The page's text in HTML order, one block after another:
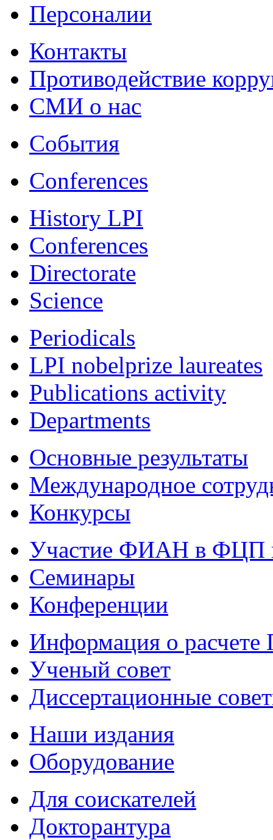
Персоналии
Контакты
Противодействие
СМИ о нас
События
Conferences
History LPI
Conferences
Directorate
Science
Periodicals
LPI nobelprize laureates
Publications activity
Departments
Основные результаты
Международное
Конкурсы
Участие ФИАН в ФЦП
Семинары
Конференции
Информация о
Ученый совет
Диссертационные
Наши издания
Оборудование
Для соискателей
Докторантура